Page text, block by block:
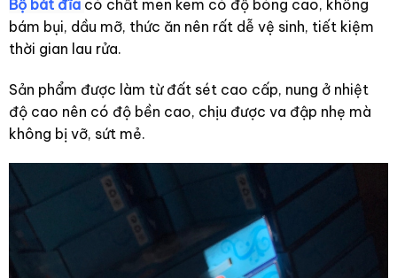
Bộ bát đĩa có chất men kem có độ bóng cao, không
bám bụi, dầu mỡ, thức ăn nên rất dễ vệ sinh, tiết kiệm
thời gian lau rửa.
Sản phẩm được làm từ đất sét cao cấp, nung ở nhiệt
độ cao nên có độ bền cao, chịu được va đập nhẹ mà
không bị vỡ, sứt mẻ.